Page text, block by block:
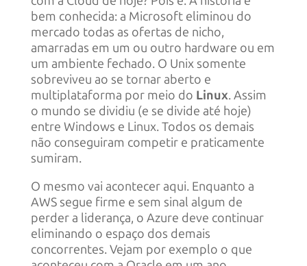
bem conhecida: a Microsoft eliminou do
mercado todas as ofertas de nicho,
amarradas em um ou outro hardware ou em
um ambiente fechado. O Unix somente
sobreviveu ao se tornar aberto e
multiplataforma por meio do Linux. Assim
o mundo se dividiu (e se divide até hoje)
entre Windows e Linux. Todos os demais
não conseguiram competir e praticamente
sumiram.
O mesmo vai acontecer aqui. Enquanto a
AWS segue firme e sem sinal algum de
perder a liderança, o Azure deve continuar
eliminando o espaço dos demais
concorrentes. Vejam por exemplo o que